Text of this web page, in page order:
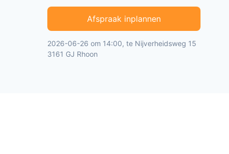
Afspraak inplannen
2026-06-26 om 14:00, te Nijverheidsweg 15
3161 GJ Rhoon